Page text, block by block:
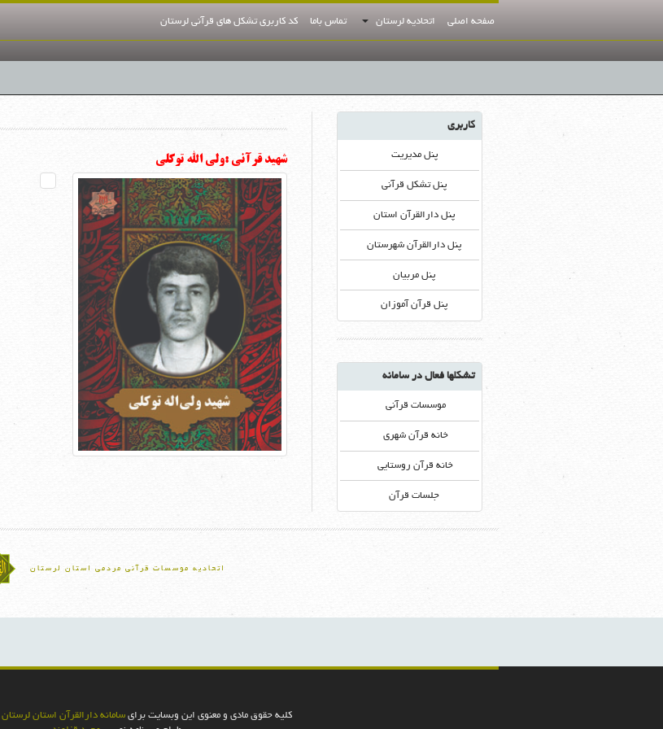
صفحه اصلي اتحاديه لرستان تماس باما کد کاربری تشکل های قرآنی لرستان
شهید قرآنی :ولی الله توکلی
کاربری
پنل مدیریت
پنل تشکل قرآنی
پنل دارالقرآن استان
پنل دارالقرآن شهرستان
پنل مربیان
پنل قرآن آموزان
تشکلها فعال در سامانه
موسسات قرآنی
خانه قرآن شهری
خانه قرآن روستایی
جلسات قرآن
اتحادیه موسسات قرآنی مردمی استان لرستان
کلیه حقوق مادی و معنوی این وبسایت برای سامانه دارالقرآن استان لرستان